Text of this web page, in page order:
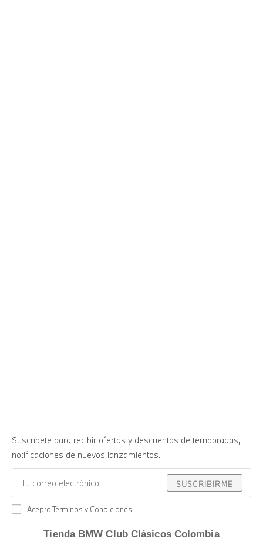
Suscríbete para recibir ofertas y descuentos de temporadas,
notificaciones de nuevos lanzamientos.
SUSCRIBIRME
Acepto Términos y Condiciones
Tienda BMW Club Clásicos Colombia